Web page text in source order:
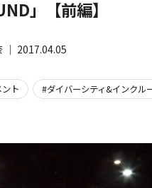
」【前編】
│ 2017.04.05
ト
ダイバーシティ&インクル